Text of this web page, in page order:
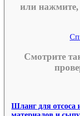
или нажмите,
Смотрите
Шланг для отсоса